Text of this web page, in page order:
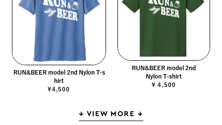
RUN&BEER model 2nd Nylon T-s
hirt
¥4,500
RUN&BEER model 2nd
Nylon T-shirt
¥ 4,500
↓ VIEW MORE ↓